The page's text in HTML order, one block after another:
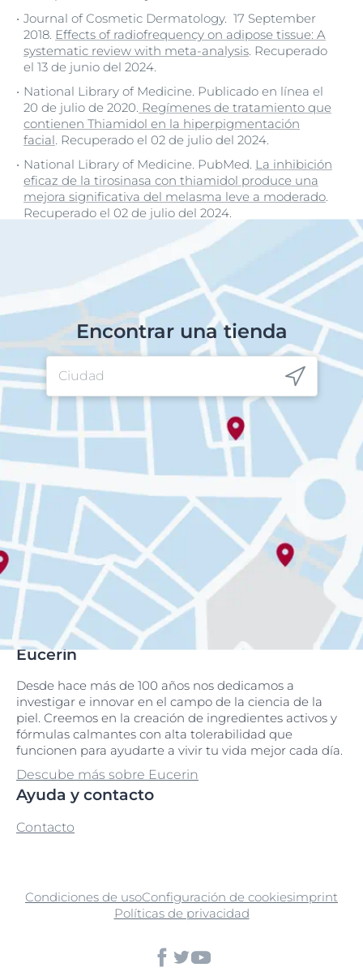
Journal of Cosmetic Dermatology. 17 September
2018. Effects of radiofrequency on adipose tissue: A
systematic review with meta-analysis. Recuperado
el 13 de junio del 2024.
National Library of Medicine. Publicado en línea el
20 de julio de 2020. Regímenes de tratamiento que
contienen Thiamidol en la hiperpigmentación
facial. Recuperado el 02 de julio del 2024.
National Library of Medicine. PubMed. La inhibición
eficaz de la tirosinasa con thiamidol produce una
mejora significativa del melasma leve a moderado.
Recuperado el 02 de julio del 2024.
Encontrar una tienda
Eucerin
Desde hace más de 100 años nos dedicamos a
investigar e innovar en el campo de la ciencia de la
piel. Creemos en la creación de ingredientes activos y
fórmulas calmantes con alta tolerabilidad que
funcionen para ayudarte a vivir tu vida mejor cada día.
Descube más sobre Eucerin
Ayuda y contacto
Contacto
Condiciones de usoConfiguración de cookiesimprint
Políticas de privacidad